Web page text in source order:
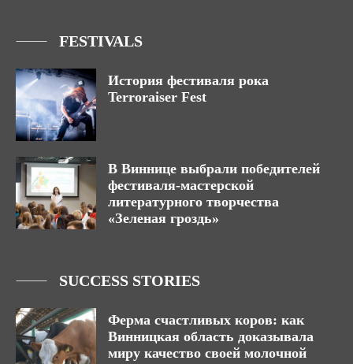
FESTIVALS
История фестиваля рока
Terroraiser Fest
В Виннице выбрали победителей
фестиваля-мастерской
литературного творчества
«Зеленая гроздь»
SUCCESS STORIES
Ферма счастливых коров: как
Винницкая область доказывала
миру качество своей молочной